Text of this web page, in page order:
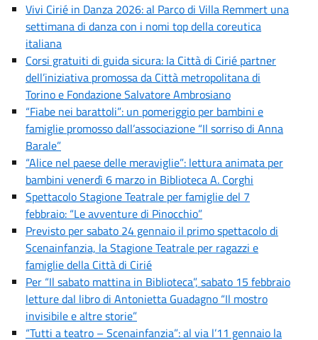
Vivi Cirié in Danza 2026: al Parco di Villa Remmert una
settimana di danza con i nomi top della coreutica
italiana
Corsi gratuiti di guida sicura: la Città di Cirié partner
dell’iniziativa promossa da Città metropolitana di
Torino e Fondazione Salvatore Ambrosiano
“Fiabe nei barattoli”: un pomeriggio per bambini e
famiglie promosso dall’associazione “Il sorriso di Anna
Barale”
“Alice nel paese delle meraviglie”: lettura animata per
bambini venerdì 6 marzo in Biblioteca A. Corghi
Spettacolo Stagione Teatrale per famiglie del 7
febbraio: “Le avventure di Pinocchio”
Previsto per sabato 24 gennaio il primo spettacolo di
Scenainfanzia, la Stagione Teatrale per ragazzi e
famiglie della Città di Cirié
Per “Il sabato mattina in Biblioteca”, sabato 15 febbraio
letture dal libro di Antonietta Guadagno “Il mostro
invisibile e altre storie”
“Tutti a teatro – Scenainfanzia”: al via l’11 gennaio la